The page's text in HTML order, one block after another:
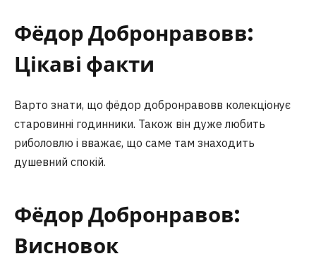
Фёдор Добронравовв:
Цікаві факти
Варто знати, що фёдор добронравовв колекціонує
старовинні годинники. Також він дуже любить
риболовлю і вважає, що саме там знаходить
душевний спокій.
Фёдор Добронравов:
Висновок